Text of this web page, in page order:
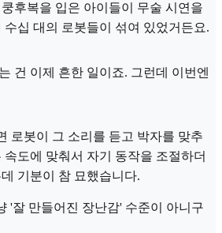
후복을 입은 아이들이 무술 시연을
십 대의 로봇들이 섞여 있었거든요.
건 이제 흔한 일이죠. 그런데 이번엔
로봇이 그 소리를 듣고 박자를 맞추
속도에 맞춰서 자기 동작을 조절하더
기분이 참 묘했습니다.
'잘 만들어진 장난감' 수준이 아니구